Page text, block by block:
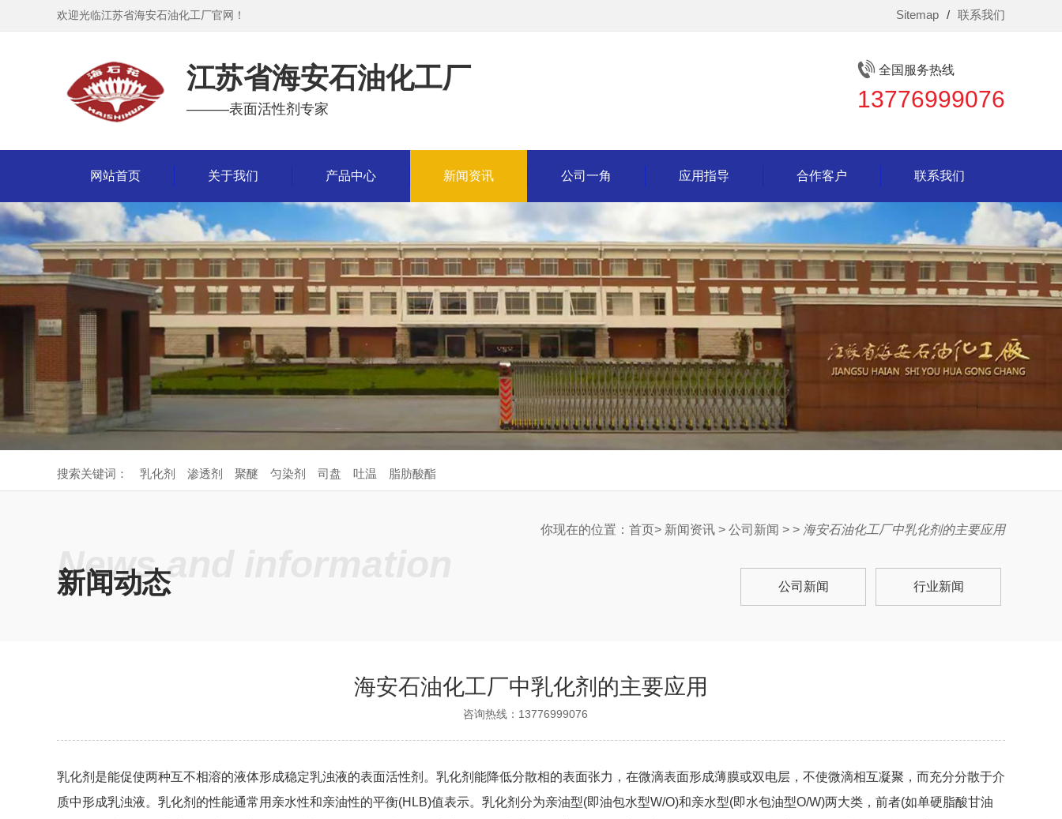
欢迎光临江苏省海安石油化工厂官网！ Sitemap / 联系我们
江苏省海安石油化工厂
———表面活性剂专家
全国服务热线
13776999076
网站首页 关于我们 产品中心 新闻资讯 公司一角 应用指导 合作客户 联系我们
搜索关键词： 乳化剂 渗透剂 聚醚 匀染剂 司盘 吐温 脂肪酸酯
你现在的位置： 首页> 新闻资讯 > 公司新闻 > > 海安石油化工厂中乳化剂的主要应用
News and information
新闻动态 公司新闻 行业新闻
海安石油化工厂中乳化剂的主要应用
咨询热线：13776999076
乳化剂是能促使两种互不相溶的液体形成稳定乳浊液的表面活性剂。乳化剂能降低分散相的表面张力，在微滴表面形成薄膜或双电层，不使微滴相互凝聚，而充分分散于介
质中形成乳浊液。乳化剂的性能通常用亲水性和亲油性的平衡(HLB)值表示。乳化剂分为亲油型(即油包水型W/O)和亲水型(即水包油型O/W)两大类，前者(如单硬脂酸甘油